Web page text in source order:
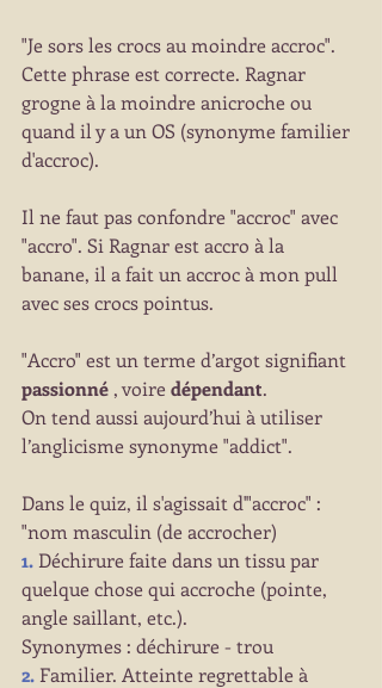
"Je sors les crocs au moindre accroc".
Cette phrase est correcte. Ragnar
grogne à la moindre anicroche ou
quand il y a un OS (synonyme familier
d'accroc).
Il ne faut pas confondre "accroc" avec
"accro". Si Ragnar est accro à la
banane, il a fait un accroc à mon pull
avec ses crocs pointus.
"Accro" est un terme d’argot signifiant
passionné , voire dépendant.
On tend aussi aujourd’hui à utiliser
l’anglicisme synonyme "addict".
Dans le quiz, il s'agissait d'"accroc" :
"nom masculin (de accrocher)
1. Déchirure faite dans un tissu par
quelque chose qui accroche (pointe,
angle saillant, etc.).
Synonymes : déchirure - trou
2. Familier. Atteinte regrettable à